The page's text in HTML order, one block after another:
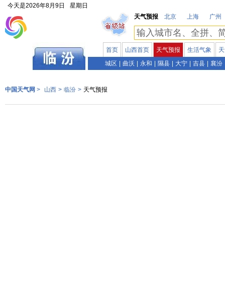
今天是2026年8月9日
星期日
天气预报
北京 上海 广州
首页 山西首页 天气预报 生活气象
城区
曲沃 永和 隰县 大宁 吉县 襄汾
中国天气网 > 山西 > 临汾 > 天气预报